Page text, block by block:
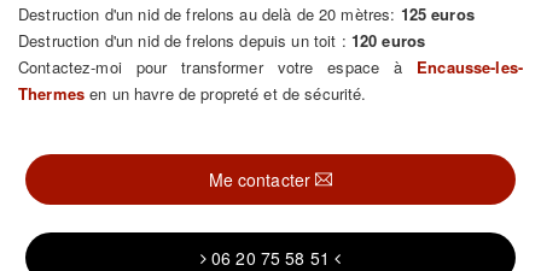
Destruction d'un nid de frelons au delà de 20 mètres: 125 euros
Destruction d'un nid de frelons depuis un toit : 120 euros
Contactez-moi pour transformer votre espace à Encausse-les-
Thermesen un havre de propreté et de sécurité.
Me contacter
06 20 75 58 51